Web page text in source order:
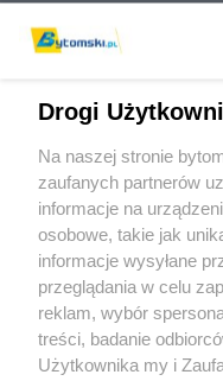
Wydawca mediów
Nie zapomnij
zapoznać się z:
polityką
Twojemiasto
Drogi
Na naszej stronie
zaufanych partnerów
informacje na
osobowe, takie jak
informacje wysyłane
przeglądania w celu
reklam, wybór
treści, badanie
Użytkownika my i